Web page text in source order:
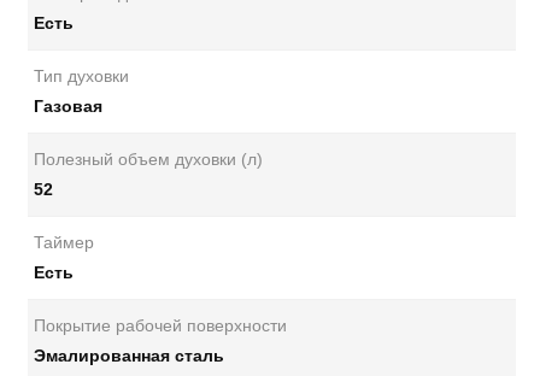
Есть
Тип духовки
Газовая
Полезный объем духовки (л)
52
Таймер
Есть
Покрытие рабочей поверхности
Эмалированная сталь